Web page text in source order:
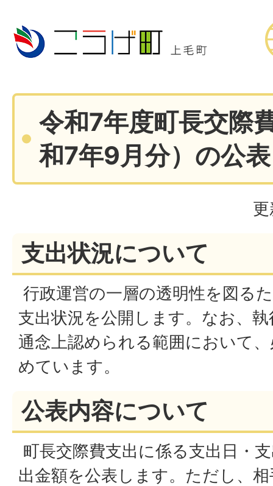
令和7年度町長交際
和7年9月分）の公
支出状況について
行政運営の一層の透明性を図る
支出状況を公開します。なお、
通念上認められる範囲において
めています。
公表内容について
町長交際費支出に係る支出日・
出金額を公表します。ただし、